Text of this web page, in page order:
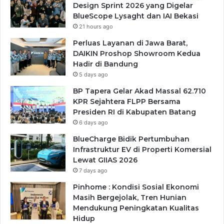
Design Sprint 2026 yang Digelar
BlueScope Lysaght dan IAI Bekasi
21 hours ago
Perluas Layanan di Jawa Barat,
DAIKIN Proshop Showroom Kedua
Hadir di Bandung
5 days ago
BP Tapera Gelar Akad Massal 62.710
KPR Sejahtera FLPP Bersama
Presiden RI di Kabupaten Batang
6 days ago
BlueCharge Bidik Pertumbuhan
Infrastruktur EV di Properti Komersial
Lewat GIIAS 2026
7 days ago
Pinhome : Kondisi Sosial Ekonomi
Masih Bergejolak, Tren Hunian
Mendukung Peningkatan Kualitas
Hidup